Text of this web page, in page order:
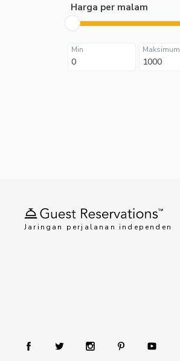
Harga per malam
Min Maksimum
Jaringan perjalanan independen